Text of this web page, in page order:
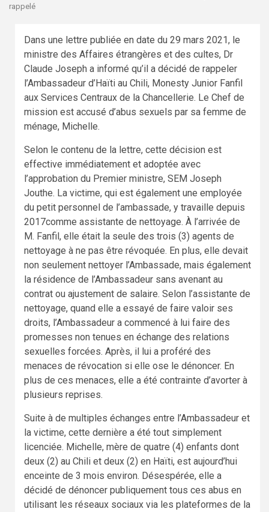
rappelé
Dans une lettre publiée en date du 29 mars 2021, le
ministre des Affaires étrangères et des cultes, Dr
Claude Joseph a informé qu’il a décidé de rappeler
l’Ambassadeur d’Haïti au Chili, Monesty Junior Fanfil
aux Services Centraux de la Chancellerie. Le Chef de
mission est accusé d’abus sexuels par sa femme de
ménage, Michelle.
Selon le contenu de la lettre, cette décision est
effective immédiatement et adoptée avec
l’approbation du Premier ministre, SEM Joseph
Jouthe. La victime, qui est également une employée
du petit personnel de l’ambassade, y travaille depuis
2017comme assistante de nettoyage. À l’arrivée de
M. Fanfil, elle était la seule des trois (3) agents de
nettoyage à ne pas être révoquée. En plus, elle devait
non seulement nettoyer l’Ambassade, mais également
la résidence de l’Ambassadeur sans avenant au
contrat ou ajustement de salaire. Selon l’assistante de
nettoyage, quand elle a essayé de faire valoir ses
droits, l’Ambassadeur a commencé à lui faire des
promesses non tenues en échange des relations
sexuelles forcées. Après, il lui a proféré des
menaces de révocation si elle ose le dénoncer. En
plus de ces menaces, elle a été contrainte d’avorter à
plusieurs reprises.
Suite à de multiples échanges entre l’Ambassadeur et
la victime, cette dernière a été tout simplement
licenciée. Michelle, mère de quatre (4) enfants dont
deux (2) au Chili et deux (2) en Haïti, est aujourd’hui
enceinte de 3 mois environ. Désespérée, elle a
décidé de dénoncer publiquement tous ces abus en
utilisant les réseaux sociaux via les plateformes de la